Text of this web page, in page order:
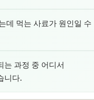
데 먹는 사료가 원인일 수
는 과정 중 어디서
니다.